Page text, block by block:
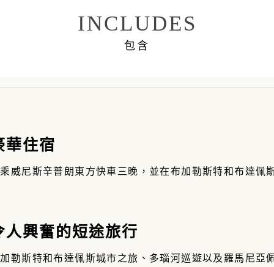
INCLUDES
包含
華住宿
威尼斯辛普朗東方快車三晚，並在布加勒斯特和布達佩
人興奮的短途旅行
勒斯特和布達佩斯城市之旅、多瑙河巡遊以及羅馬尼亞